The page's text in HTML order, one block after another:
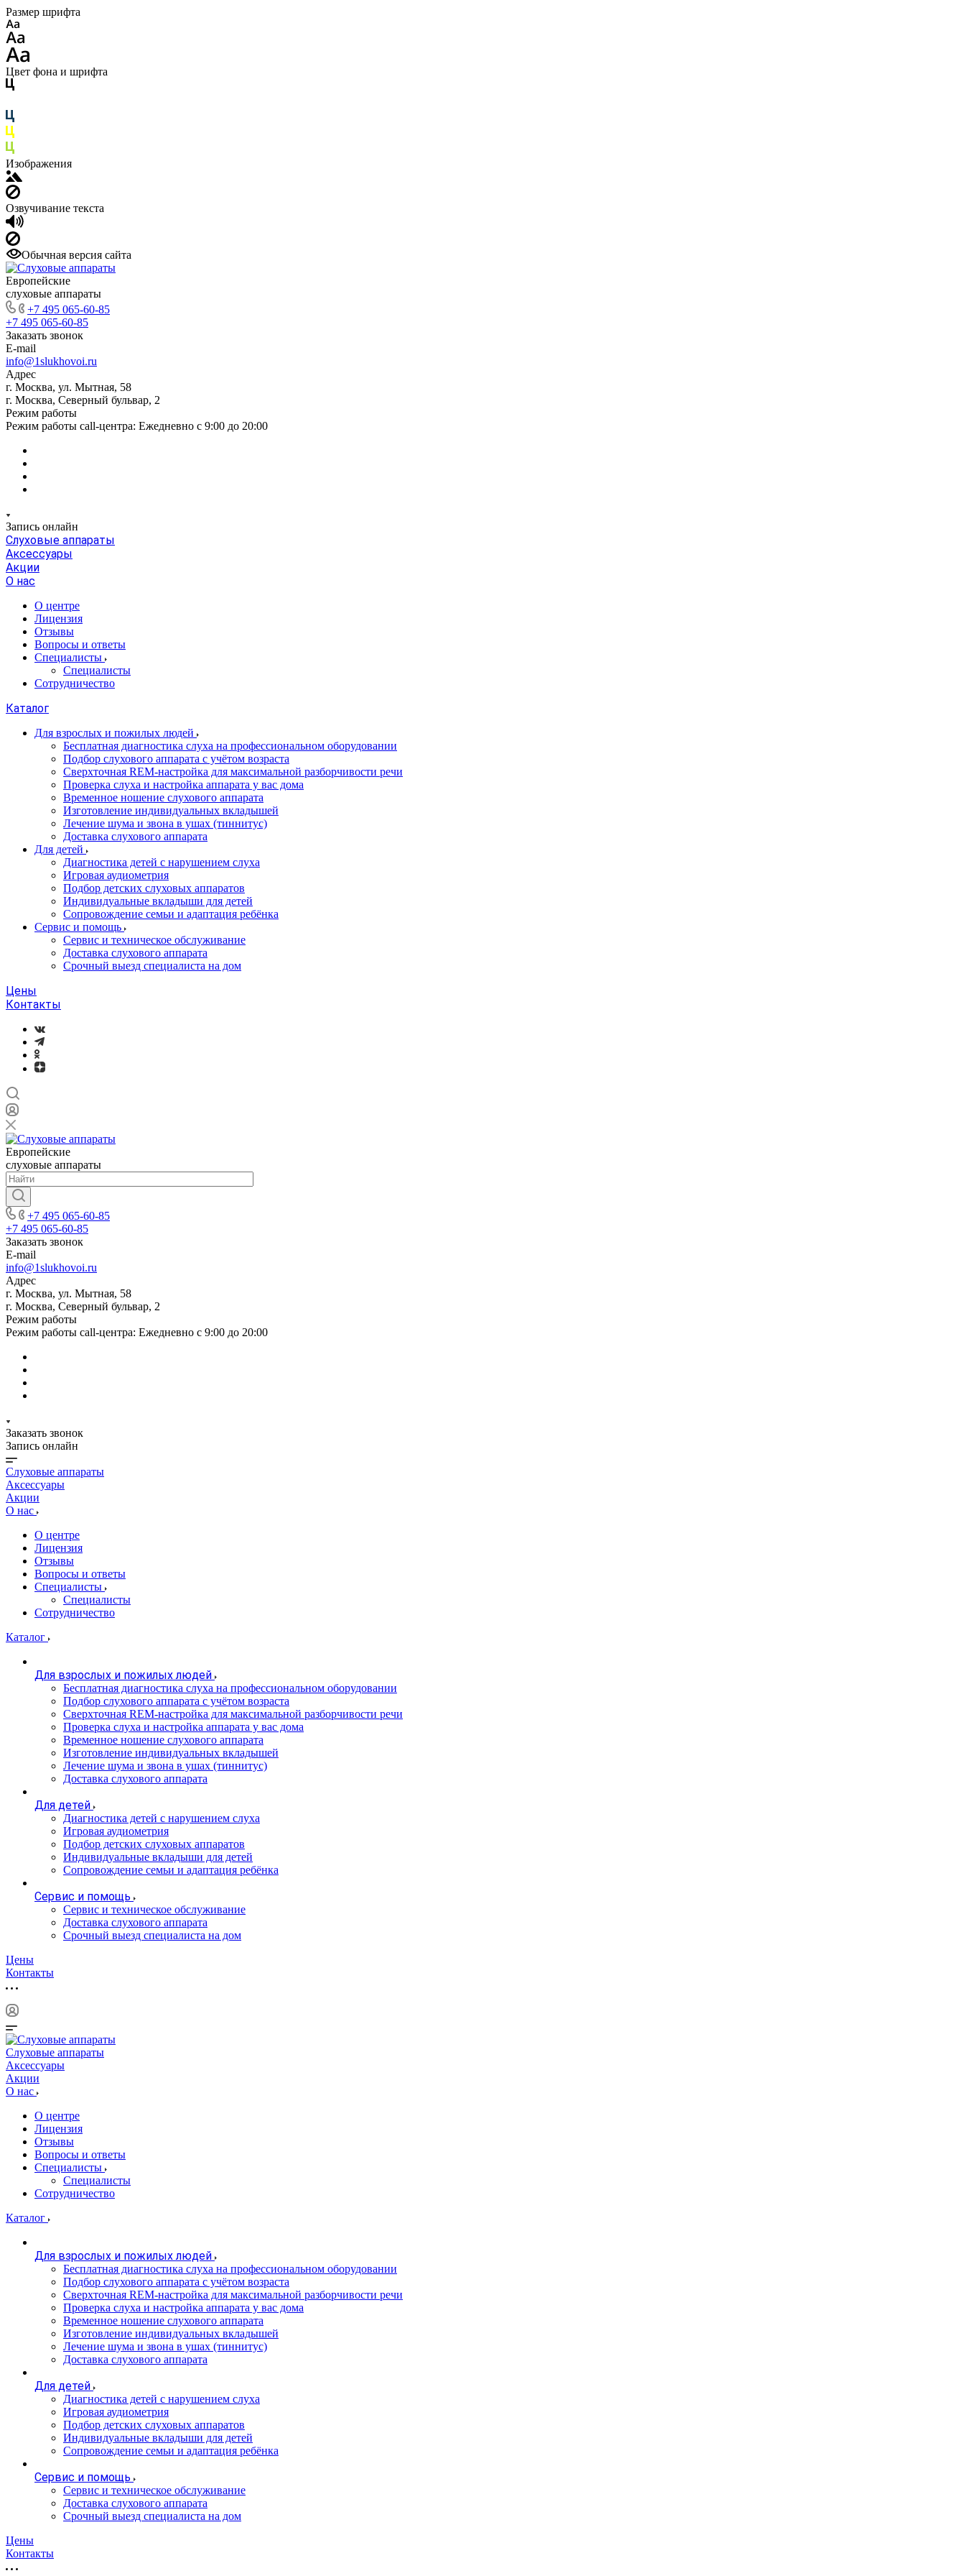
Размер шрифта
Цвет фона и шрифта
Изображения
Озвучивание текста
Обычная версия сайта
Европейские
слуховые аппараты
+7 495 065-60-85
+7 495 065-60-85
Заказать звонок
E-mail
info@1slukhovoi.ru
Адрес
г. Москва, ул. Мытная, 58
г. Москва, Северный бульвар, 2
Режим работы
Режим работы call-центра: Ежедневно с 9:00 до 20:00
Запись онлайн
Слуховые аппараты
Аксессуары
Акции
О нас
О центре
Лицензия
Отзывы
Вопросы и ответы
Специалисты
Специалисты
Сотрудничество
Каталог
Для взрослых и пожилых людей
Бесплатная диагностика слуха на профессиональном оборудовании
Подбор слухового аппарата с учётом возраста
Сверхточная REM-настройка для максимальной разборчивости речи
Проверка слуха и настройка аппарата у вас дома
Временное ношение слухового аппарата
Изготовление индивидуальных вкладышей
Лечение шума и звона в ушах (тиннитус)
Доставка слухового аппарата
Для детей
Диагностика детей с нарушением слуха
Игровая аудиометрия
Подбор детских слуховых аппаратов
Индивидуальные вкладыши для детей
Сопровождение семьи и адаптация ребёнка
Сервис и помощь
Сервис и техническое обслуживание
Доставка слухового аппарата
Срочный выезд специалиста на дом
Цены
Контакты
Европейские
слуховые аппараты
+7 495 065-60-85
+7 495 065-60-85
Заказать звонок
E-mail
info@1slukhovoi.ru
Адрес
г. Москва, ул. Мытная, 58
г. Москва, Северный бульвар, 2
Режим работы
Режим работы call-центра: Ежедневно с 9:00 до 20:00
Заказать звонок
Запись онлайн
Слуховые аппараты
Аксессуары
Акции
О нас
О центре
Лицензия
Отзывы
Вопросы и ответы
Специалисты
Специалисты
Сотрудничество
Каталог
Для взрослых и пожилых людей
Бесплатная диагностика слуха на профессиональном оборудовании
Подбор слухового аппарата с учётом возраста
Сверхточная REM-настройка для максимальной разборчивости речи
Проверка слуха и настройка аппарата у вас дома
Временное ношение слухового аппарата
Изготовление индивидуальных вкладышей
Лечение шума и звона в ушах (тиннитус)
Доставка слухового аппарата
Для детей
Диагностика детей с нарушением слуха
Игровая аудиометрия
Подбор детских слуховых аппаратов
Индивидуальные вкладыши для детей
Сопровождение семьи и адаптация ребёнка
Сервис и помощь
Сервис и техническое обслуживание
Доставка слухового аппарата
Срочный выезд специалиста на дом
Цены
Контакты
Слуховые аппараты
Аксессуары
Акции
О нас
О центре
Лицензия
Отзывы
Вопросы и ответы
Специалисты
Специалисты
Сотрудничество
Каталог
Для взрослых и пожилых людей
Бесплатная диагностика слуха на профессиональном оборудовании
Подбор слухового аппарата с учётом возраста
Сверхточная REM-настройка для максимальной разборчивости речи
Проверка слуха и настройка аппарата у вас дома
Временное ношение слухового аппарата
Изготовление индивидуальных вкладышей
Лечение шума и звона в ушах (тиннитус)
Доставка слухового аппарата
Для детей
Диагностика детей с нарушением слуха
Игровая аудиометрия
Подбор детских слуховых аппаратов
Индивидуальные вкладыши для детей
Сопровождение семьи и адаптация ребёнка
Сервис и помощь
Сервис и техническое обслуживание
Доставка слухового аппарата
Срочный выезд специалиста на дом
Цены
Контакты